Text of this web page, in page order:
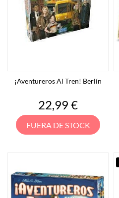
¡Aventureros Al Tren! Berlín
Precio
22,99 €
FUERA DE STOCK